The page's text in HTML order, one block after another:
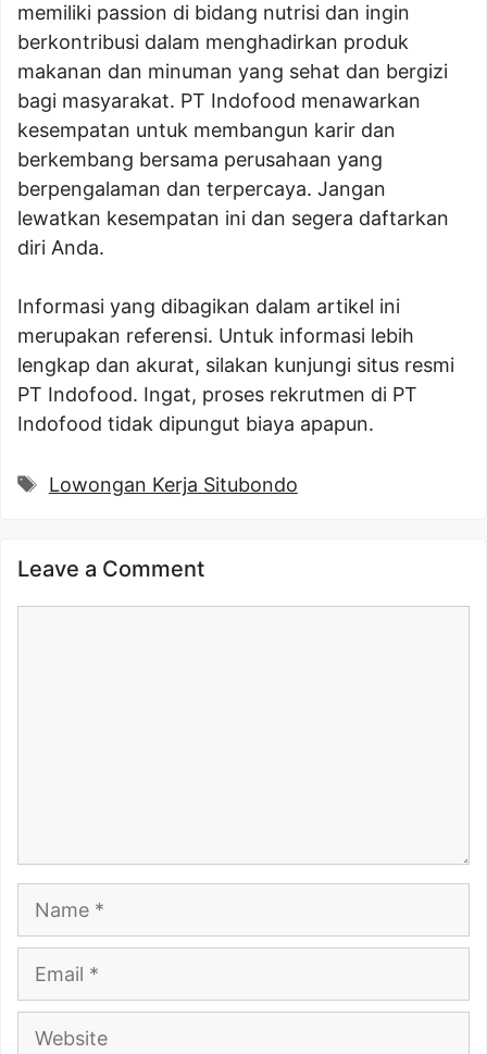
memiliki passion di bidang nutrisi dan ingin
berkontribusi dalam menghadirkan produk
makanan dan minuman yang sehat dan bergizi
bagi masyarakat. PT Indofood menawarkan
kesempatan untuk membangun karir dan
berkembang bersama perusahaan yang
berpengalaman dan terpercaya. Jangan
lewatkan kesempatan ini dan segera daftarkan
diri Anda.
Informasi yang dibagikan dalam artikel ini
merupakan referensi. Untuk informasi lebih
lengkap dan akurat, silakan kunjungi situs resmi
PT Indofood. Ingat, proses rekrutmen di PT
Indofood tidak dipungut biaya apapun.
Tags
Lowongan Kerja Situbondo
Leave a Comment
Website